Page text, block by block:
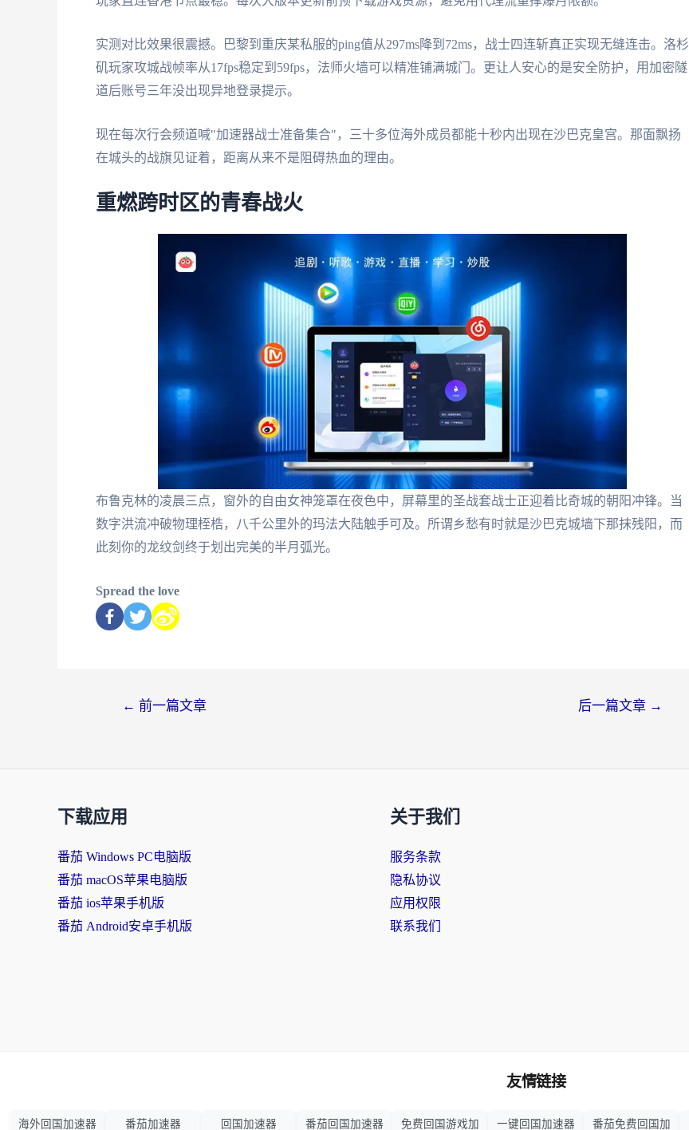
实测对比效果很震撼。巴黎到重庆某私服的ping值从297ms降到72ms，战士四连斩真正实现无缝连击。洛杉
矶玩家攻城战帧率从17fps稳定到59fps，法师火墙可以精准铺满城门。更让人安心的是安全防护，用加密隧
道后账号三年没出现异地登录提示。
现在每次行会频道喊"加速器战士准备集合"，三十多位海外成员都能十秒内出现在沙巴克皇宫。那面飘扬
在城头的战旗见证着，距离从来不是阻碍热血的理由。
重燃跨时区的青春战火
布鲁克林的凌晨三点，窗外的自由女神笼罩在夜色中，屏幕里的圣战套战士正迎着比奇城的朝阳冲锋。当
数字洪流冲破物理桎梏，八千公里外的玛法大陆触手可及。所谓乡愁有时就是沙巴克城墙下那抹残阳，而
此刻你的龙纹剑终于划出完美的半月弧光。
Spread the love
← 前一篇文章 后一篇文章 →
下载应用
番茄 Windows PC电脑版
番茄 macOS苹果电脑版
番茄 ios苹果手机版
番茄 Android安卓手机版
关于我们
服务条款
隐私协议
应用权限
联系我们
友情链接
海外回国加速器 番茄加速器 回国加速器 番茄回国加速器 免费回国游戏加 一键回国加速器 番茄免费回国加